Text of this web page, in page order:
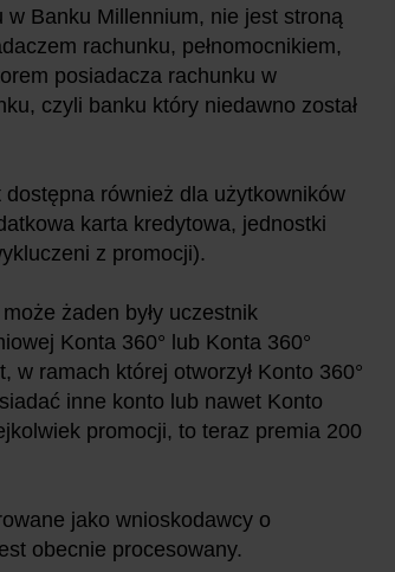
w Banku Millennium, nie jest stroną
rachunku, pełnomocnikiem,
posiadacza rachunku w
czyli banku który niedawno został
również dla użytkowników
karta kredytowa, jednostki
z promocji).
żaden były uczestnik
Konta 360° lub Konta 360°
ramach której otworzył Konto 360°
inne konto lub nawet Konto
promocji, to teraz premia 200
jako wnioskodawcy o
obecnie procesowany.